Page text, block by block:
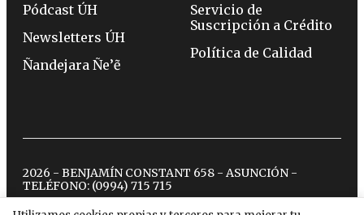
Pódcast ÚH
Newsletters ÚH
Ñandejara Ñe’ẽ
Servicio de
Suscripción a Crédito
Política de Calidad
2026 - BENJAMÍN CONSTANT 658 - ASUNCIÓN -
TELÉFONO: (0994) 715 715